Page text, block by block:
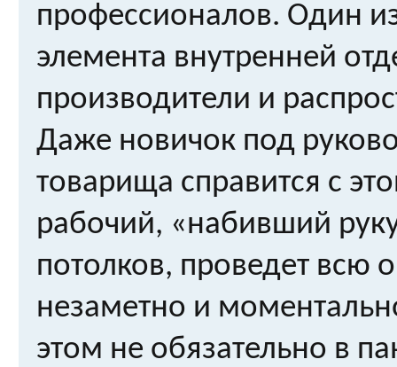
профессионалов. Один
элемента внутренней
производители и
Даже новичок под
товарища справится с
рабочий, «набивший
потолков, проведет всю
незаметно и
этом не обязательно в